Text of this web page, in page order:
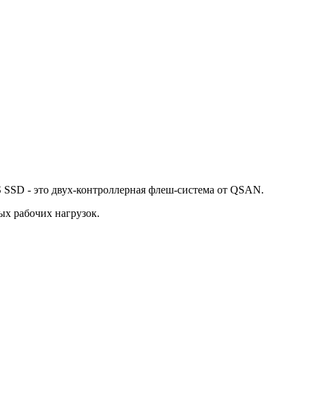
- это двух-контроллерная флеш-система от QSAN.
рабочих нагрузок.